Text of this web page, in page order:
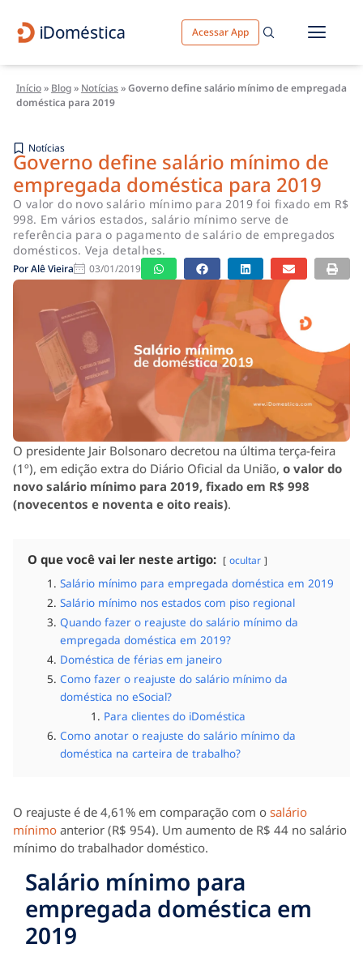
Acessar App
Início» Blog» Notícias»Governo define salário mínimo de empregada
doméstica para 2019
Notícias
Governo define salário mínimo de
empregada doméstica para 2019
O valor do novo salário mínimo para 2019 foi fixado em R$
998. Em vários estados, salário mínimo serve de
referência para o pagamento de salário de empregados
domésticos. Veja detalhes.
PorAlê Vieira 03/01/2019
O presidente Jair Bolsonaro decretou na última terça-feira
(1º), em edição extra do Diário Oficial da União, o valor do
novo salário mínimo para 2019, fixado em R$ 998
(novecentos e noventa e oito reais).
O que você vai ler neste artigo: ocultar
Salário mínimo para empregada doméstica em 2019
Salário mínimo nos estados com piso regional
Quando fazer o reajuste do salário mínimo da
empregada doméstica em 2019?
Doméstica de férias em janeiro
Como fazer o reajuste do salário mínimo da
doméstica no eSocial?
Para clientes do iDoméstica
Como anotar o reajuste do salário mínimo da
doméstica na carteira de trabalho?
O reajuste é de 4,61% em comparação com o salário
mínimo anterior (R$ 954). Um aumento de R$ 44 no salário
mínimo do trabalhador doméstico.
Salário mínimo para
empregada doméstica em
2019